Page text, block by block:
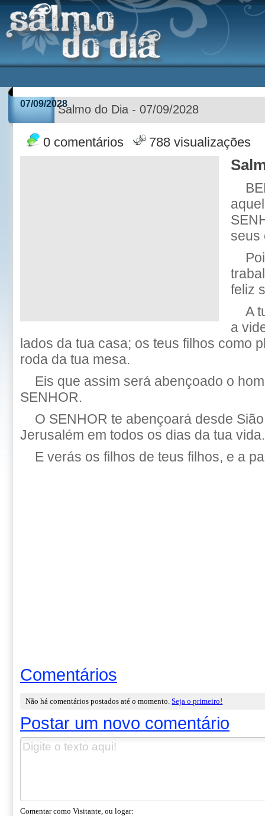
07/09/2028Salmo do Dia - 07/09/2028
0 comentários 788 visualizações
seus
feliz
A
a
lados da tua casa; os teus filhos como
roda da tua mesa.
Eis que assim será abençoado o
SENHOR.
O SENHOR te abençoará desde
Jerusalém em todos os dias da tua vida.
E verás os filhos de teus filhos, e a
Comentários
Não há comentários postados até o momento.Seja o primeiro!
Postar um novo comentário
Comentar como Visitante, ou logar: